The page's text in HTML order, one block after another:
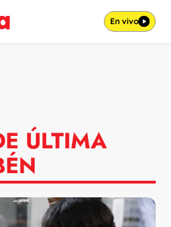
En vivo
ÚLTIMA